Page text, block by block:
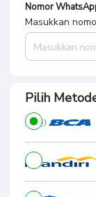
Nomor
Masukkan
Pilih